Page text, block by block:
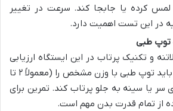
لمس کرده یا جابجا کند. سرعت در تغییر
در این تست اهمیت دارد.
و تکنیک پرتاب در این ایستگاه ارزیابی
می شود. داوطلب باید توپ طبی با وزن مشخص را (معمولاً ۲ تا
سر یا سینه به جلو پرتاب کند. تمرین برای
از تمام قدرت بدن مهم است.